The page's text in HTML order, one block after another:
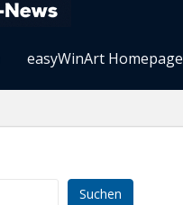
easyWinArt Homepage
Suchen